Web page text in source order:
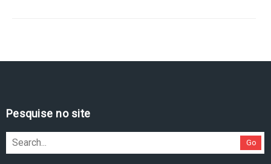
Pesquise no site
Go